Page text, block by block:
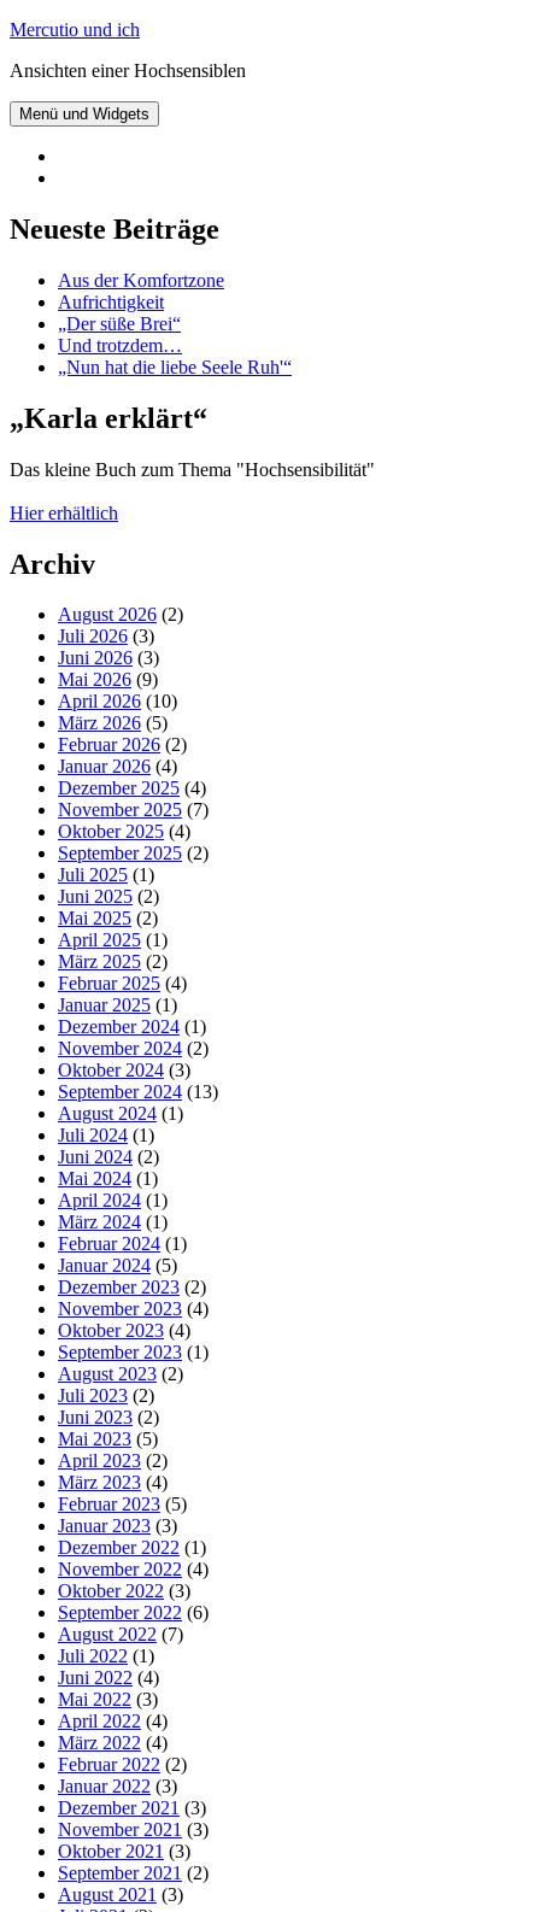
Zum
springen
Mercutio und ich
Ansichten einer Hochsensiblen
Menü und Widgets
Neueste Beiträge
Aus der Komfortzone
Aufrichtigkeit
„Der süße Brei“
Und trotzdem…
„Nun hat die liebe Seele Ruh'“
„Karla erklärt“
Das kleine Buch zum Thema "Hochsensibilität"
Hier erhältlich
Archiv
August 2026 (2)
Juli 2026 (3)
Juni 2026 (3)
Mai 2026 (9)
April 2026 (10)
März 2026 (5)
Februar 2026 (2)
Januar 2026 (4)
Dezember 2025 (4)
November 2025 (7)
Oktober 2025 (4)
September 2025 (2)
Juli 2025 (1)
Juni 2025 (2)
Mai 2025 (2)
April 2025 (1)
März 2025 (2)
Februar 2025 (4)
Januar 2025 (1)
Dezember 2024 (1)
November 2024 (2)
Oktober 2024 (3)
September 2024 (13)
August 2024 (1)
Juli 2024 (1)
Juni 2024 (2)
Mai 2024 (1)
April 2024 (1)
März 2024 (1)
Februar 2024 (1)
Januar 2024 (5)
Dezember 2023 (2)
November 2023 (4)
Oktober 2023 (4)
September 2023 (1)
August 2023 (2)
Juli 2023 (2)
Juni 2023 (2)
Mai 2023 (5)
April 2023 (2)
März 2023 (4)
Februar 2023 (5)
Januar 2023 (3)
Dezember 2022 (1)
November 2022 (4)
Oktober 2022 (3)
September 2022 (6)
August 2022 (7)
Juli 2022 (1)
Juni 2022 (4)
Mai 2022 (3)
April 2022 (4)
März 2022 (4)
Februar 2022 (2)
Januar 2022 (3)
Dezember 2021 (3)
November 2021 (3)
Oktober 2021 (3)
September 2021 (2)
August 2021 (3)